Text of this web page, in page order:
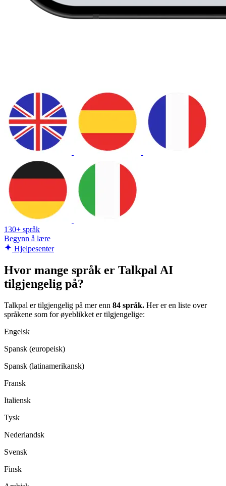
130+ språk
Begynn å lære
Hjelpesenter
Hvor mange språk er Talkpal AI
tilgjengelig på?
Talkpal er tilgjengelig på mer enn 84 språk. Her er en liste over
språkene som for øyeblikket er tilgjengelige:
Engelsk
Spansk (europeisk)
Spansk (latinamerikansk)
Fransk
Italiensk
Tysk
Nederlandsk
Svensk
Finsk